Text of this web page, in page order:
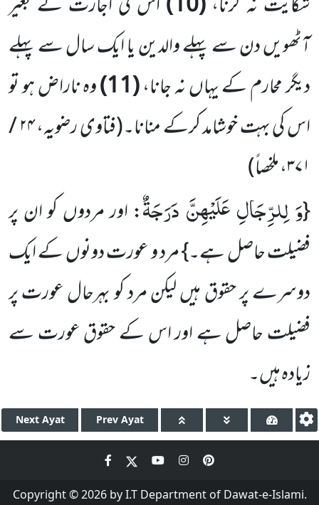
آٹھویں دن سے پہلے والدین یا ایک سال سے پہلے
دیگر محارم کے یہاں نہ جانا،(11)
وہ ناراض ہو تو
اس کی بہت خوشامد کرکے منانا۔(فتاوی رضویہ، ۲۴ /
۳۷۱، ملخصاً)
{وَ لِلرِّجَالِ عَلَیْهِنَّ دَرَجَةٌ: اور مردوں کو ان پر
فضیلت حاصل ہے۔} مرد و عورت دونوں کے ایک
دوسرے پر حقوق ہیں لیکن مرد کو بہرحال عورت پر
فضیلت حاصل ہے اور اس کے حقوق عورت سے
زیادہ ہیں۔
Next Ayat Prev Ayat
Copyright © 2026 by I.T Department of Dawat-e-Islami.